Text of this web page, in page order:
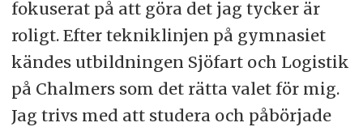
fokuserat på att göra det jag tycker är
roligt. Efter tekniklinjen på gymnasiet
kändes utbildningen Sjöfart och Logistik
på Chalmers som det rätta valet för mig.
Jag trivs med att studera och påbörjade